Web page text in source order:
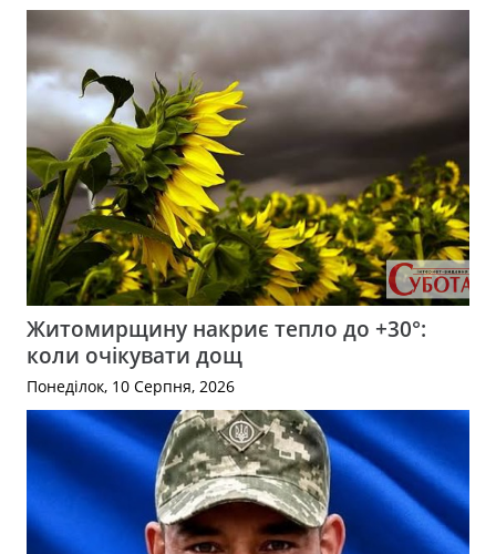
Житомирщину накриє тепло до +30°:
коли очікувати дощ
Понеділок, 10 Серпня, 2026